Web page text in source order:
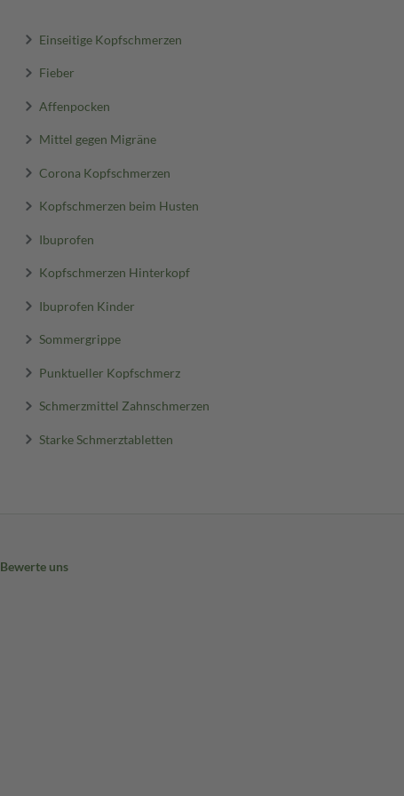
Einseitige Kopfschmerzen
Fieber
Affenpocken
Mittel gegen Migräne
Corona Kopfschmerzen
Kopfschmerzen beim Husten
Ibuprofen
Kopfschmerzen Hinterkopf
Ibuprofen Kinder
Sommergrippe
Punktueller Kopfschmerz
Schmerzmittel Zahnschmerzen
Starke Schmerztabletten
Bewerte uns